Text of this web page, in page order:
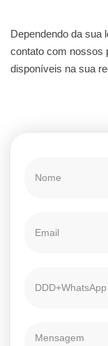
Dependendo da sua
contato com nossos
disponíveis na sua